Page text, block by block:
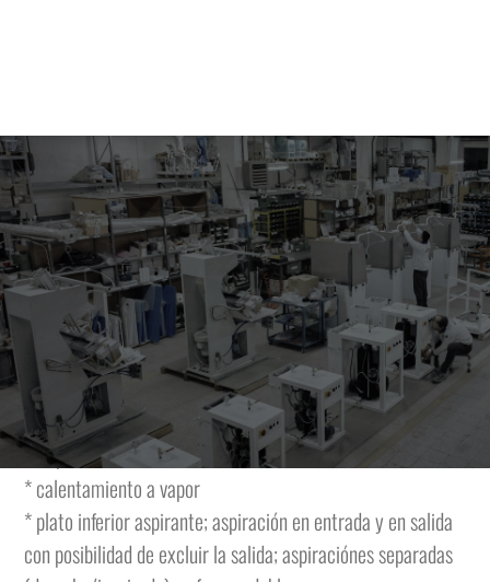
506.00-4016
PLANCHADO CODOS MANGAS (FORMA DOBLE)
Carrusel para el planchado con dos formas inferiores que se
pueden girar 180° y una forma superior con bajada vertical
(las formas planas pueden ser diferentes entre sí).
La máquina tiene las siguientes características y se
completa de:
* calentamiento a vapor
* plato inferior aspirante; aspiración en entrada y en salida
con posibilidad de excluir la salida; aspiraciónes separadas